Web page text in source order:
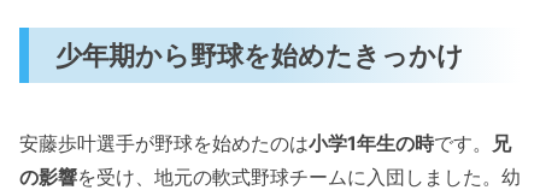
少年期から野球を始めたきっかけ
安藤歩叶選手が野球を始めたのは小学1年生の時です。
兄
の影響を受け、地元の軟式野球チームに入団しました。幼